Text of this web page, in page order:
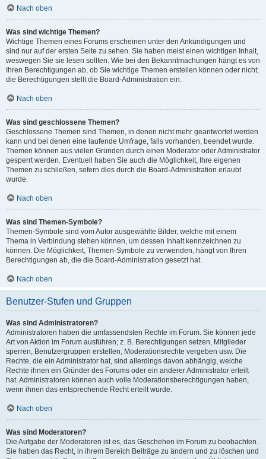
Nach oben
Was sind wichtige Themen?
Wichtige Themen eines Forums erscheinen unter den Ankündigungen und
sind nur auf der ersten Seite zu sehen. Sie haben meist einen wichtigen Inhalt,
weswegen Sie sie lesen sollten. Wie bei den Bekanntmachungen hängt es von
Ihren Berechtigungen ab, ob Sie wichtige Themen erstellen können oder nicht;
die Berechtigungen stellt die Board-Administration ein.
Nach oben
Was sind geschlossene Themen?
Geschlossene Themen sind Themen, in denen nicht mehr geantwortet werden
kann und bei denen eine laufende Umfrage, falls vorhanden, beendet wurde.
Themen können aus vielen Gründen durch einen Moderator oder Administrator
gesperrt werden. Eventuell haben Sie auch die Möglichkeit, Ihre eigenen
Themen zu schließen, sofern dies durch die Board-Administration erlaubt
wurde.
Nach oben
Was sind Themen-Symbole?
Themen-Symbole sind vom Autor ausgewählte Bilder, welche mit einem
Thema in Verbindung stehen können, um dessen Inhalt kennzeichnen zu
können. Die Möglichkeit, Themen-Symbole zu verwenden, hängt von Ihren
Berechtigungen ab, die die Board-Administration gesetzt hat.
Nach oben
Benutzer-Stufen und Gruppen
Was sind Administratoren?
Administratoren haben die umfassendsten Rechte im Forum. Sie können jede
Art von Aktion im Forum ausführen; z. B. Berechtigungen setzen, Mitglieder
sperren, Benutzergruppen erstellen, Moderationsrechte vergeben usw. Die
Rechte, die ein Administrator hat, sind allerdings davon abhängig, welche
Rechte ihnen ein Gründer des Forums oder ein anderer Administrator erteilt
hat. Administratoren können auch volle Moderationsberechtigungen haben,
wenn ihnen das entsprechende Recht erteilt wurde.
Nach oben
Was sind Moderatoren?
Die Aufgabe der Moderatoren ist es, das Geschehen im Forum zu beobachten.
Sie haben das Recht, in ihrem Bereich Beiträge zu ändern und zu löschen und